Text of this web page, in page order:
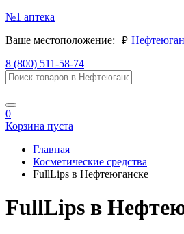
№1 аптека
Ваше местоположение:
руб.
8 (800) 511-58-74
0
Корзина пуста
Главная
Косметические средства
FullLips в Нефтеюганске
FullLips в